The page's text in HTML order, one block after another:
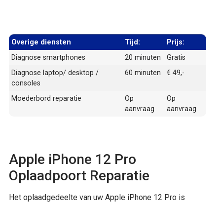
Overige diensten Tijd:
Prijs:
Diagnose smartphones
20 minuten
Gratis
Diagnose laptop/ desktop /
consoles
60 minuten € 49,-
Moederbord reparatie
Op
aanvraag
Op
aanvraag
Apple iPhone 12 Pro
Oplaadpoort Reparatie
Het oplaadgedeelte van uw Apple iPhone 12 Pro is